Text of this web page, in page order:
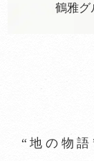
鶴雅グ
“地の物